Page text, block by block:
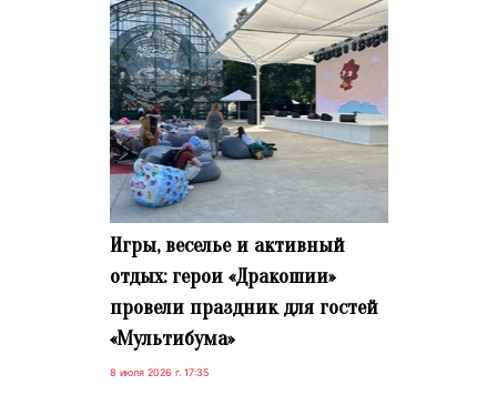
Игры, веселье и активный
отдых: герои «Дракошии»
провели праздник для гостей
«Мультибума»
8 июля 2026 г. 17:35